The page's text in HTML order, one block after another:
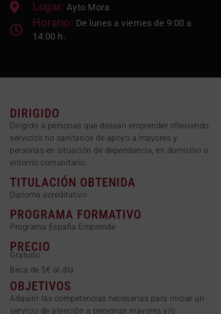
Lugar: Ayto Mora
Horario: De lunes a viernes de 9:00 a
14:00 h.
DIRIGIDO
Dirigido a personas que desean emprender ofreciendo
servicios no sanitarios de apoyo a mayores y
personas en situación de dependencia, en domicilio o
entorno comunitario.
TITULACIÓN OBTENIDA
Diploma acreditativo
PROGRAMA FORMATIVO
Programa España Emprende
PRECIO
Gratuito.
Beca de 5€ al día
OBJETIVOS
Adquirir las competencias necesarias para iniciar un
servicio de atención a personas mayores y/o